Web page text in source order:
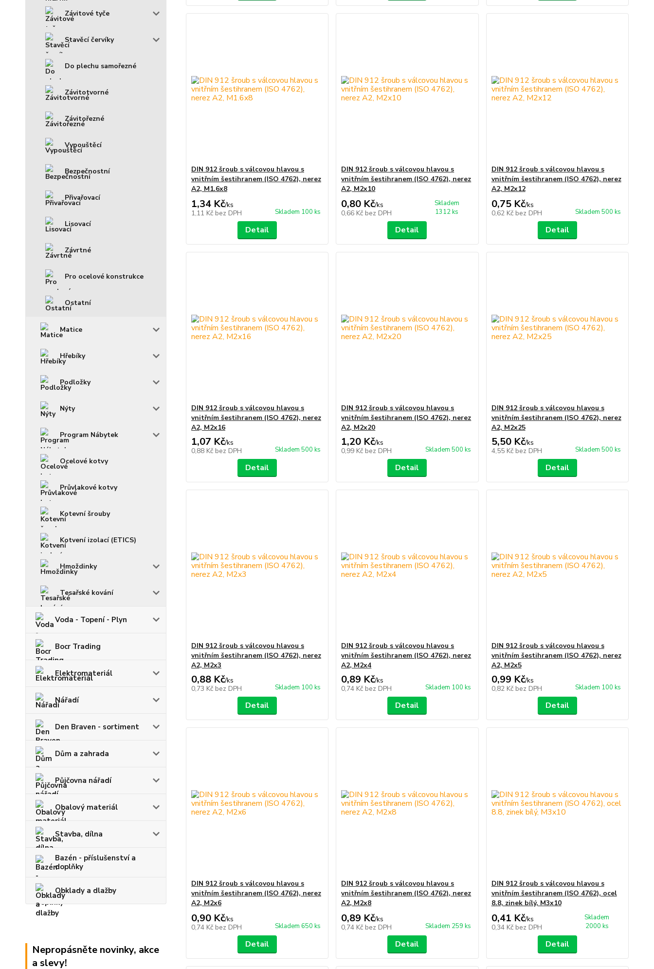
Závitové tyče
Stavěcí červíky
Do plechu samořezné
Závitotvorné
Závitořezné
Vypouštěcí
Bezpečnostní
Přivařovací
Lisovací
Závrtné
Pro ocelové konstrukce
Ostatní
Matice
Hřebíky
Podložky
Nýty
Program Nábytek
Ocelové kotvy
Průvlakové kotvy
Kotevní šrouby
Kotvení izolací (ETICS)
Hmoždinky
Tesařské kování
Voda - Topení - Plyn
Bocr Trading
Elektromateriál
Nářadí
Den Braven - sortiment
Dům a zahrada
Půjčovna nářadí
Obalový materiál
Stavba, dílna
Bazén - příslušenství a
doplňky
Obklady a dlažby
Nepropásněte novinky, akce
a slevy!
DIN 912 šroub s válcovou hlavou s
vnitřním šestihranem (ISO 4762), nerez
A2, M1.6x8
1,34 Kč/ks
1,11 Kč bez DPH Skladem 100 ks
Detail
DIN 912 šroub s válcovou hlavou s
vnitřním šestihranem (ISO 4762), nerez
A2, M2x10
0,80 Kč/ks
0,66 Kč bez DPH
Skladem
1312 ks
Detail
DIN 912 šroub s válcovou hlavou s
vnitřním šestihranem (ISO 4762), nerez
A2, M2x12
0,75 Kč/ks
0,62 Kč bez DPH Skladem 500 ks
Detail
DIN 912 šroub s válcovou hlavou s
vnitřním šestihranem (ISO 4762), nerez
A2, M2x16
1,07 Kč/ks
0,88 Kč bez DPH Skladem 500 ks
Detail
DIN 912 šroub s válcovou hlavou s
vnitřním šestihranem (ISO 4762), nerez
A2, M2x20
1,20 Kč/ks
0,99 Kč bez DPH Skladem 500 ks
Detail
DIN 912 šroub s válcovou hlavou s
vnitřním šestihranem (ISO 4762), nerez
A2, M2x25
5,50 Kč/ks
4,55 Kč bez DPH Skladem 500 ks
Detail
DIN 912 šroub s válcovou hlavou s
vnitřním šestihranem (ISO 4762), nerez
A2, M2x3
0,88 Kč/ks
0,73 Kč bez DPH Skladem 100 ks
Detail
DIN 912 šroub s válcovou hlavou s
vnitřním šestihranem (ISO 4762), nerez
A2, M2x4
0,89 Kč/ks
0,74 Kč bez DPH Skladem 100 ks
Detail
DIN 912 šroub s válcovou hlavou s
vnitřním šestihranem (ISO 4762), nerez
A2, M2x5
0,99 Kč/ks
0,82 Kč bez DPH Skladem 100 ks
Detail
DIN 912 šroub s válcovou hlavou s
vnitřním šestihranem (ISO 4762), nerez
A2, M2x6
0,90 Kč/ks
0,74 Kč bez DPH Skladem 650 ks
Detail
DIN 912 šroub s válcovou hlavou s
vnitřním šestihranem (ISO 4762), nerez
A2, M2x8
0,89 Kč/ks
0,74 Kč bez DPH Skladem 259 ks
Detail
DIN 912 šroub s válcovou hlavou s
vnitřním šestihranem (ISO 4762), ocel
8.8, zinek bílý, M3x10
0,41 Kč/ks
0,34 Kč bez DPH
Skladem
2000 ks
Detail